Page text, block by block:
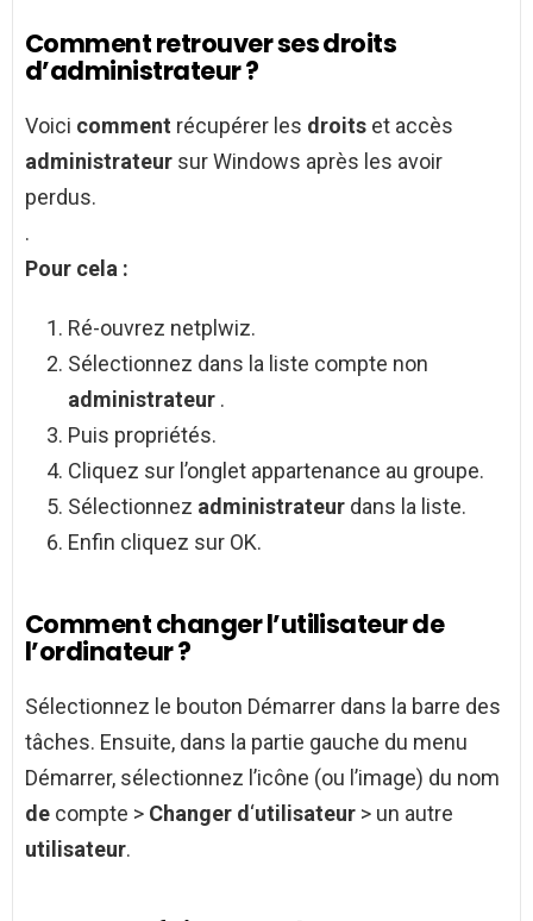
Comment retrouver ses droits
d’administrateur ?
Voici comment récupérer les droits et accès
administrateur sur Windows après les avoir
perdus.
.
Pour cela :
Ré-ouvrez netplwiz.
Sélectionnez dans la liste compte non
administrateur .
Puis propriétés.
Cliquez sur l’onglet appartenance au groupe.
Sélectionnez administrateur dans la liste.
Enfin cliquez sur OK.
Comment changer l’utilisateur de
l’ordinateur ?
Sélectionnez le bouton Démarrer dans la barre des
tâches. Ensuite, dans la partie gauche du menu
Démarrer, sélectionnez l’icône (ou l’image) du nom
de compte > Changer d‘utilisateur > un autre
utilisateur.